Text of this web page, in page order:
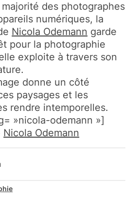
majorité des photographes
numériques, la
Nicola Odemann garde
pour la photographie
exploite à travers son
donne un côté
paysages et les
rendre intemporelles.
»nicola-odemann »]
Nicola Odemann